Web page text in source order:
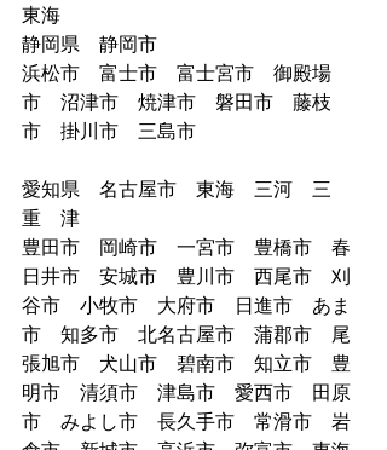
東海
静岡県　静岡市
浜松市　富士市　富士宮市　御殿場
市　沼津市　焼津市　磐田市　藤枝
市　掛川市　三島市
愛知県　名古屋市　東海　三河　三
重　津
豊田市　岡崎市　一宮市　豊橋市　春
日井市　安城市　豊川市　西尾市　刈
谷市　小牧市　大府市　日進市　あま
市　知多市　北名古屋市　蒲郡市　尾
張旭市　犬山市　碧南市　知立市　豊
明市　清須市　津島市　愛西市　田原
市　みよし市　長久手市　常滑市　岩